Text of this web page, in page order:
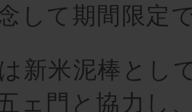
して期間限定
新米泥棒とし
ェ門と協力し